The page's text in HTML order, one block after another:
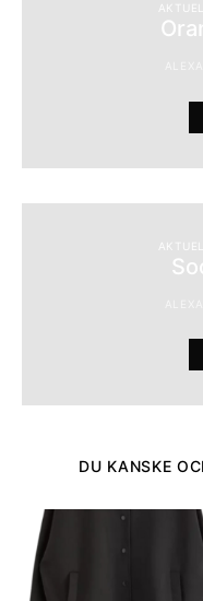
DU KANSKE